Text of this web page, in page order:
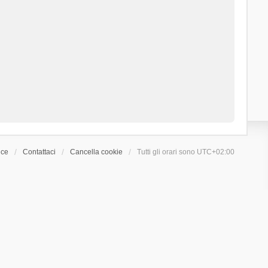
Contattaci Cancella cookie Tutti gli orari sono UTC+02:00